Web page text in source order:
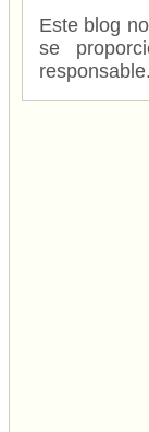
Este blog
se